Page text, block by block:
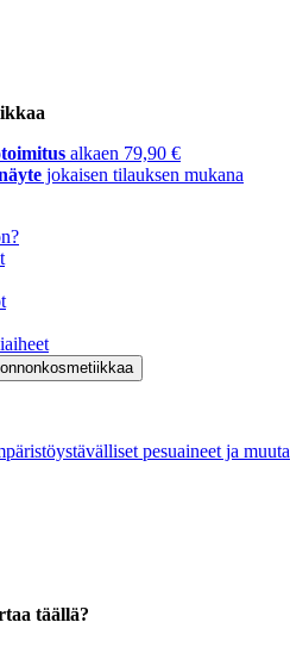
alkaen 79,90 €
jokaisen tilauksen mukana
pesuaineet ja muuta
täällä?